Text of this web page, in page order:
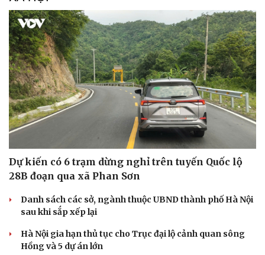
Văn hóa
Sân khấu - Điện ảnh
Văn học
Giải trí
Nghệ sĩ
Thời trang
Sao Việt
Dự kiến có 6 trạm dừng nghỉ trên tuyến Quốc lộ
28B đoạn qua xã Phan Sơn
Danh sách các sở, ngành thuộc UBND thành phố Hà Nội
sau khi sắp xếp lại
Hà Nội gia hạn thủ tục cho Trục đại lộ cảnh quan sông
Hồng và 5 dự án lớn